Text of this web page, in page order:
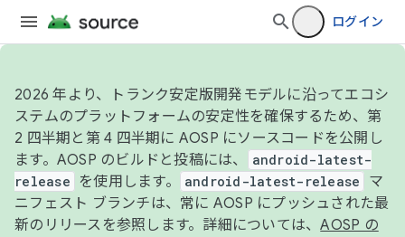
ログイン
2026 年より、トランク安定版開発モデルに沿ってエコシ
ステムのプラットフォームの安定性を確保するため、第
2 四半期と第 4 四半期に AOSP にソースコードを公開し
ます。AOSP のビルドと投稿には、
android-latest-
release
を使用します。 android-latest-release
マ
ニフェスト ブランチは、常に AOSP にプッシュされた最
新のリリースを参照します。詳細については、AOSP の